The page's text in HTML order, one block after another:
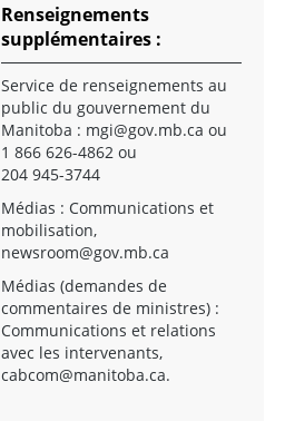
Renseignements
supplémentaires :
Service de renseignements au
public du gouvernement du
Manitoba : mgi@gov.mb.ca ou
1 866 626-4862 ou
204 945-3744
Médias : Communications et
mobilisation,
newsroom@gov.mb.ca
Médias (demandes de
commentaires de ministres) :
Communications et relations
avec les intervenants,
cabcom@manitoba.ca.